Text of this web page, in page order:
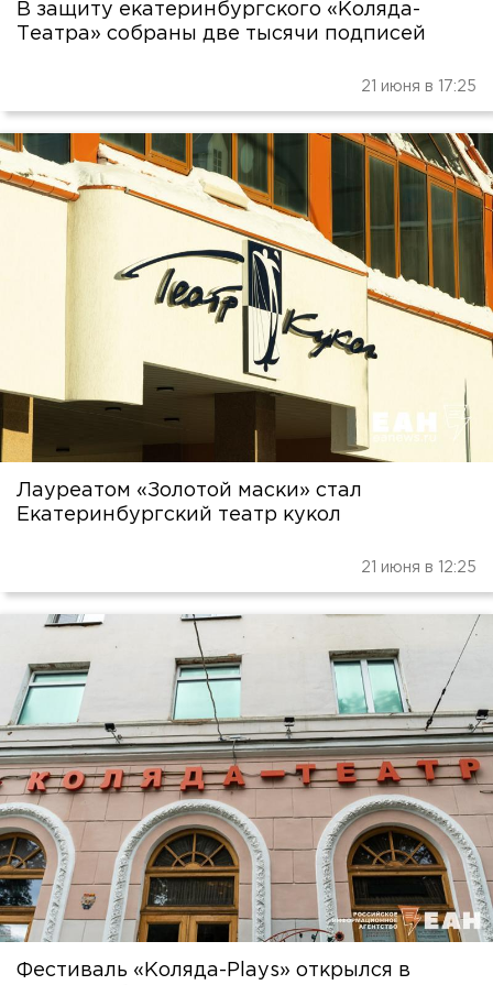
В защиту екатеринбургского «Коляда-
Театра» собраны две тысячи подписей
21 июня в 17:25
Лауреатом «Золотой маски» стал
Екатеринбургский театр кукол
21 июня в 12:25
Фестиваль «Коляда-Plays» открылся в